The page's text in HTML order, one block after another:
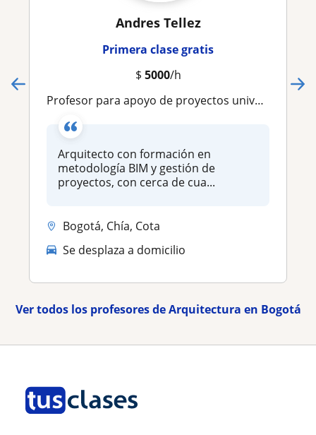
Andres Tellez
Primera clase gratis
$ 5000/h
Profesor para apoyo de proyectos universitarios
Arquitecto con formación en
metodología BIM y gestión de
proyectos, con cerca de cua...
Bogotá, Chía, Cota
Se desplaza a domicilio
Ver todos los profesores de Arquitectura en Bogotá